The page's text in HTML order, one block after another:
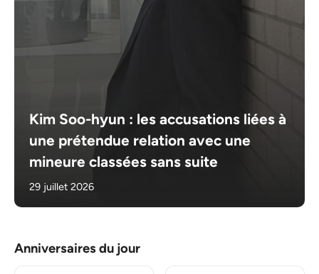
Kim Soo-hyun : les accusations liées à
une prétendue relation avec une
mineure classées sans suite
29 juillet 2026
Anniversaires du jour